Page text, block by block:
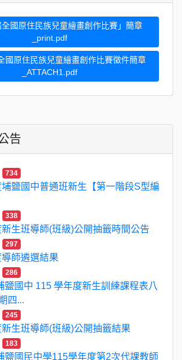
全國原住民族兒童繪畫創作比賽」簡章
_print.pdf
國原住民族兒童繪畫創作比賽徵件簡章
_ATTACH1.pdf
告
734
鹽國中普通班新生【第一階段S型編
338
生班導師(班級)公開抽籤時間公告
297
師遴選結果
286
鹽國中 115 學年度新生訓練課程表八
四...
245
生班導師(班級)公開抽籤結果
183
鹽國民中學115學年度第2次代課教師